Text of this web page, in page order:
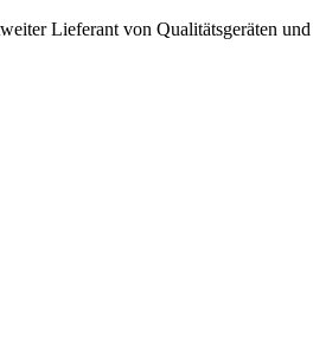
Lieferant von Qualitätsgeräten